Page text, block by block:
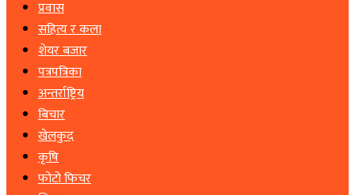
प्रवास
सहित्य र कला
शेयर बजार
पत्रपत्रिका
अन्तर्राष्ट्रिय
बिचार
खेलकुद
कृषि
फोटो फिचर